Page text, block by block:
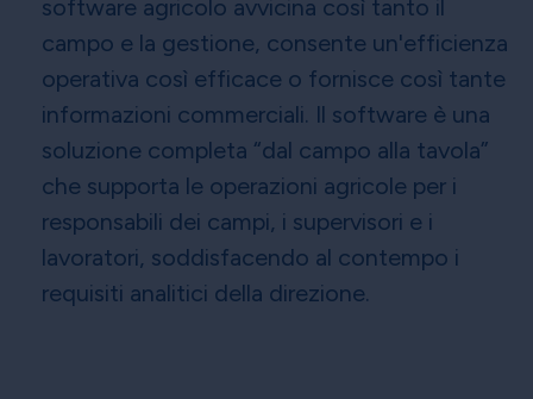
software agricolo avvicina così tanto il
campo e la gestione, consente un'efficienza
operativa così efficace o fornisce così tante
informazioni commerciali. Il software è una
soluzione completa “dal campo alla tavola”
che supporta le operazioni agricole per i
responsabili dei campi, i supervisori e i
lavoratori, soddisfacendo al contempo i
requisiti analitici della direzione.